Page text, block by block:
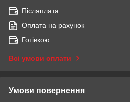
Післяплата
Оплата на рахунок
Готівкою
Всі умови оплати
Умови повернення